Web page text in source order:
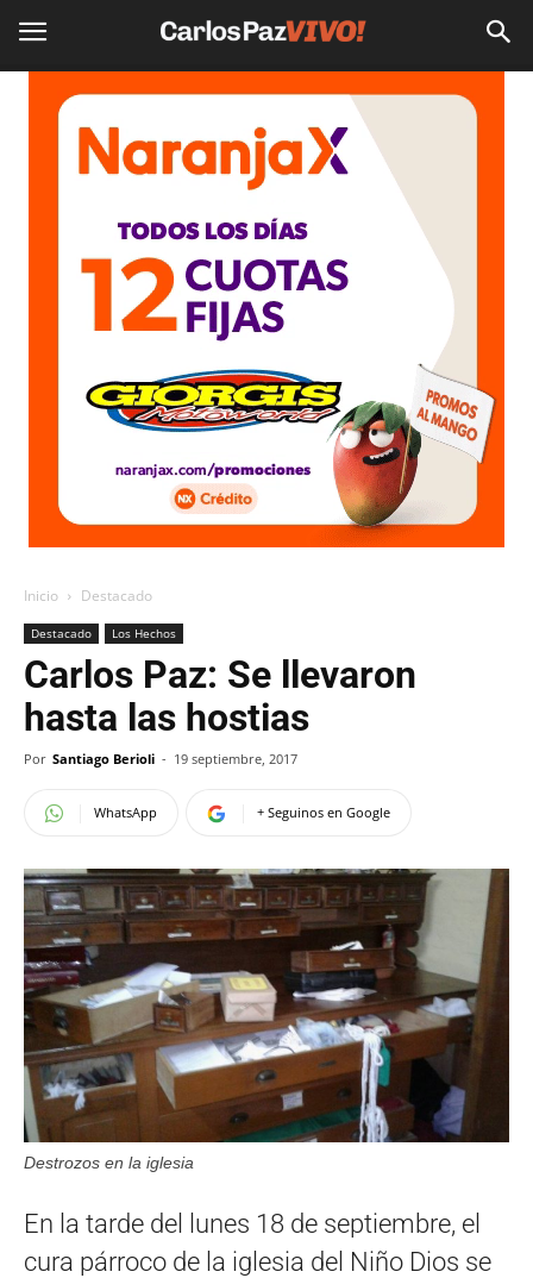
Inicio Destacado
Destacado Los Hechos
Carlos Paz: Se llevaron
hasta las hostias
Por Santiago Berioli - 19 septiembre, 2017
WhatsApp + Seguinos en Google
Destrozos en la iglesia
En la tarde del lunes 18 de septiembre, el
cura párroco de la iglesia del Niño Dios se